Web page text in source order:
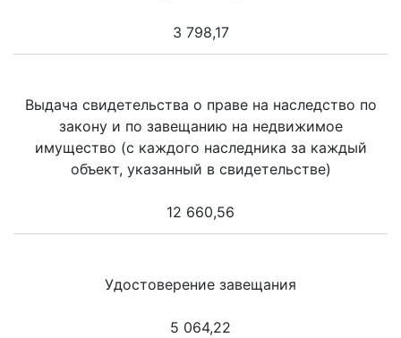
3 798,17
Выдача свидетельства о праве на наследство по
закону и по завещанию на недвижимое
имущество (с каждого наследника за каждый
объект, указанный в свидетельстве)
12 660,56
Удостоверение завещания
5 064,22